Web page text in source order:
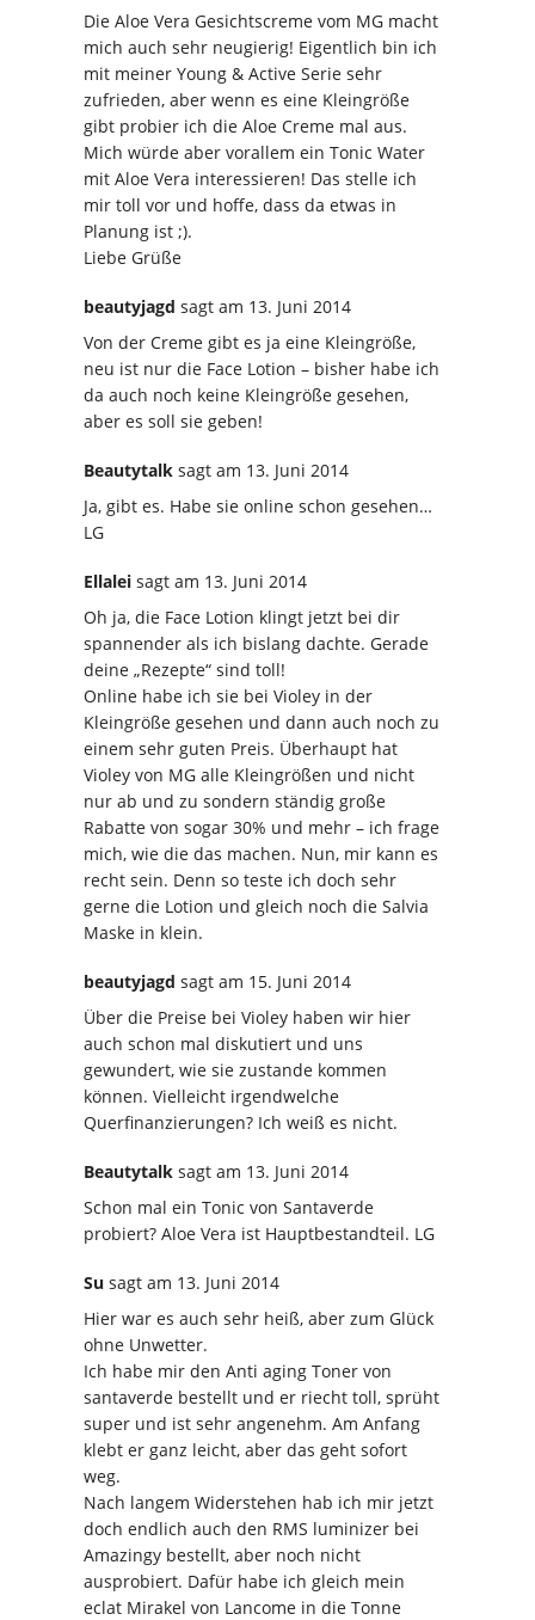
Die Aloe Vera Gesichtscreme vom MG macht
mich auch sehr neugierig! Eigentlich bin ich
mit meiner Young & Active Serie sehr
zufrieden, aber wenn es eine Kleingröße
gibt probier ich die Aloe Creme mal aus.
Mich würde aber vorallem ein Tonic Water
mit Aloe Vera interessieren! Das stelle ich
mir toll vor und hoffe, dass da etwas in
Planung ist ;).
Liebe Grüße
beautyjagd sagt am 13. Juni 2014
Von der Creme gibt es ja eine Kleingröße,
neu ist nur die Face Lotion – bisher habe ich
da auch noch keine Kleingröße gesehen,
aber es soll sie geben!
Beautytalk sagt am 13. Juni 2014
Ja, gibt es. Habe sie online schon gesehen…
LG
Ellalei sagt am 13. Juni 2014
Oh ja, die Face Lotion klingt jetzt bei dir
spannender als ich bislang dachte. Gerade
deine „Rezepte“ sind toll!
Online habe ich sie bei Violey in der
Kleingröße gesehen und dann auch noch zu
einem sehr guten Preis. Überhaupt hat
Violey von MG alle Kleingrößen und nicht
nur ab und zu sondern ständig große
Rabatte von sogar 30% und mehr – ich frage
mich, wie die das machen. Nun, mir kann es
recht sein. Denn so teste ich doch sehr
gerne die Lotion und gleich noch die Salvia
Maske in klein.
beautyjagd sagt am 15. Juni 2014
Über die Preise bei Violey haben wir hier
auch schon mal diskutiert und uns
gewundert, wie sie zustande kommen
können. Vielleicht irgendwelche
Querfinanzierungen? Ich weiß es nicht.
Beautytalk sagt am 13. Juni 2014
Schon mal ein Tonic von Santaverde
probiert? Aloe Vera ist Hauptbestandteil. LG
Su sagt am 13. Juni 2014
Hier war es auch sehr heiß, aber zum Glück
ohne Unwetter.
Ich habe mir den Anti aging Toner von
santaverde bestellt und er riecht toll, sprüht
super und ist sehr angenehm. Am Anfang
klebt er ganz leicht, aber das geht sofort
weg.
Nach langem Widerstehen hab ich mir jetzt
doch endlich auch den RMS luminizer bei
Amazingy bestellt, aber noch nicht
ausprobiert. Dafür habe ich gleich mein
eclat Mirakel von Lancome in die Tonne